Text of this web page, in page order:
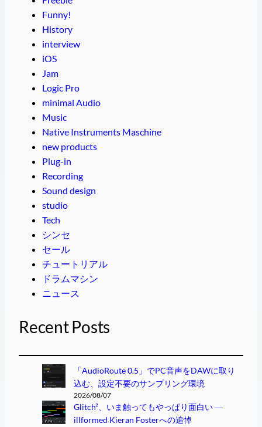
Funny!
History
interview
iOS
Jam
Logic Pro
minimal Audio
Music
Native Instruments Maschine
new products
Plug-in
Recording
Sound design
studio
Tech
シンセ
セール
チュートリアル
ドラムマシン
ニュース
Recent Posts
「AudioRoute 0.5」でPC音声をDAWに取り
込む、設定不要のサンプリング環境
2026/08/07
Glitch²、いま触ってもやっぱり面白い ―
illformed Kieran Fosterへの追悼